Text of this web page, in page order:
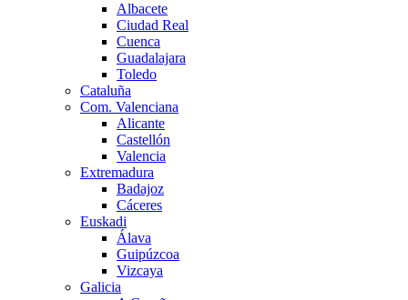
Albacete
Ciudad Real
Cuenca
Guadalajara
Toledo
Cataluña
Com. Valenciana
Alicante
Castellón
Valencia
Extremadura
Badajoz
Cáceres
Euskadi
Álava
Guipúzcoa
Vizcaya
Galicia